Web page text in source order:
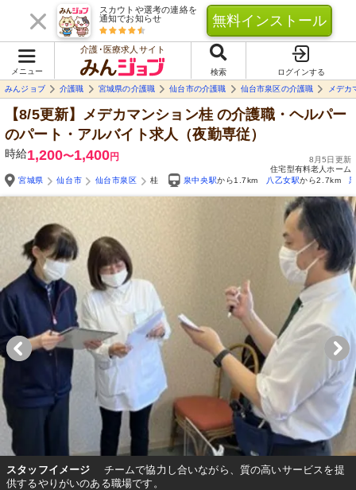
スカウトや選考の連絡を
通知でお知らせ
無料インストール
メニュー
介護･医療求人サイト
検索
ログインする
みんジョブ
介護職 宮城県の介護職 仙台市の介護職 仙台市泉区の介護職 メデカ
【8/5更新】メデカマンション桂の介護職・ヘルパー
のパート・アルバイト求人（夜勤専従）
時給1,200〜1,400円
8月5日更新
住宅型有料老人ホーム
宮城県
仙台市 仙台市泉区 桂 泉中央駅から1.7km 八乙女駅から2.7km
自
スタッフイメージ
チームで協力し合いながら、質の高いサービスを提
供するやりがいのある職場です。